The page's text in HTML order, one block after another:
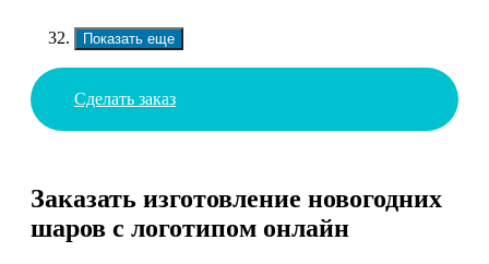
Показать еще
Сделать заказ
Заказать изготовление новогодних
шаров с логотипом онлайн